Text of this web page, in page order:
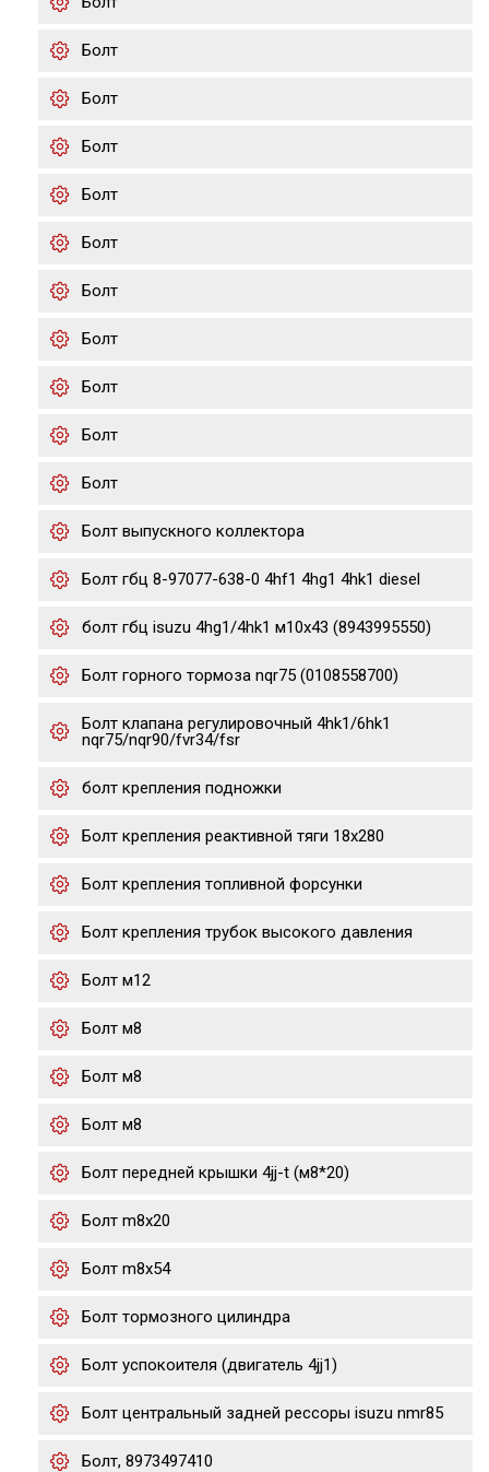
Болт
Болт
Болт
Болт
Болт
Болт
Болт
Болт
Болт
Болт
Болт выпускного коллектора
Болт гбц 8-97077-638-0 4hf1 4hg1 4hk1 diesel
болт гбц isuzu 4hg1/4hk1 м10х43 (8943995550)
Болт горного тормоза nqr75 (0108558700)
Болт клапана регулировочный 4hk1/6hk1
nqr75/nqr90/fvr34/fsr
болт крепления подножки
Болт крепления реактивной тяги 18x280
Болт крепления топливной форсунки
Болт крепления трубок высокого давления
Болт м12
Болт м8
Болт м8
Болт м8
Болт передней крышки 4jj-t (м8*20)
Болт m8x20
Болт m8x54
Болт тормозного цилиндра
Болт успокоителя (двигатель 4jj1)
Болт центральный задней рессоры isuzu nmr85
Болт, 8973497410